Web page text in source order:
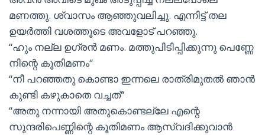
മണത്തു. ശ്വാസം ആഞ്ഞുവലിച്ചു. എന്നിട്ട് തല
ഉയർത്തി വശത്തൂടെ അവളോട് പറഞ്ഞു.
“ഹും നല്ല ഉഗ്രൻ മണം. മത്തുപിടിപ്പിക്കുന്നു പെണ്ണേ
നിന്റെ കൂതിമണം“
“നീ പറഞ്ഞതു കൊണ്ടാ ഇന്നലെ രാത്രിമുതൽ ഞാൻ
കുണ്ടി കഴുകാതെ വച്ചത്“
“അതു നന്നായി അതുകൊണ്ടല്ലേ എന്റെ
സുന്ദരിപെണ്ണിന്റെ കൂതിമണം ആസ്വദിക്കുവാൻ